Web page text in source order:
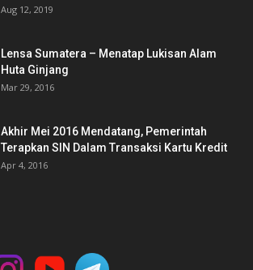
Aug 12, 2019
Lensa Sumatera – Menatap Lukisan Alam
Huta Ginjang
Mar 29, 2016
Akhir Mei 2016 Mendatang, Pemerintah
Terapkan SIN Dalam Transaksi Kartu Kredit
Apr 4, 2016